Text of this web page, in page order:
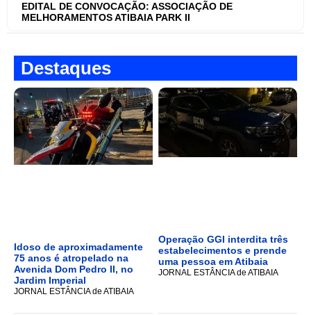
EDITAL DE CONVOCAÇÃO: ASSOCIAÇÃO DE
MELHORAMENTOS ATIBAIA PARK II
Destaques
Idoso de aproximadamente
75 anos é atropelado na
Avenida Dom Pedro II, no
Jardim Imperial
JORNAL ESTÂNCIA de ATIBAIA
Operação GGI interdita três
estabelecimentos e prende
uma pessoa em Atibaia
JORNAL ESTÂNCIA de ATIBAIA